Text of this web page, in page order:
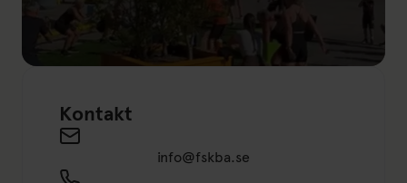
Kontakt
Send an email to info@fskba.se
info@fskba.se